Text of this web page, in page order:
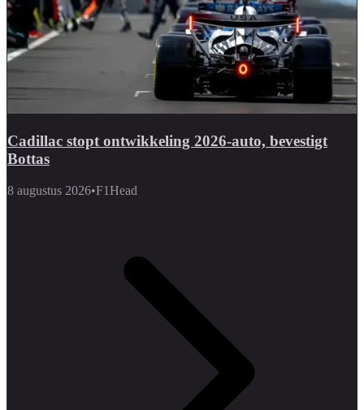
Cadillac stopt ontwikkeling 2026-auto, bevestigt
Bottas
8 augustus 2026•F1Head